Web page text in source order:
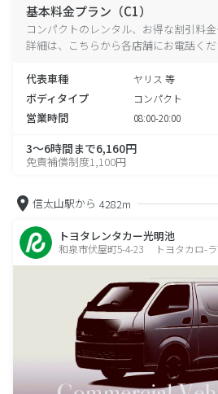
基本料金プラン（C1）
コンパクトのレンタル、お得な割引料
詳細は、こちらから各店舗にお電話くだ
代表車種 ヤリス 等
ボディタイプ コンパクト
営業時間 08:00-20:00
3～6時間まで6,160円
免責補償制度1,100円
信太山駅から 4282m
トヨタレンタカー光明池
和泉市伏屋町5-4-23 トヨタカロ-